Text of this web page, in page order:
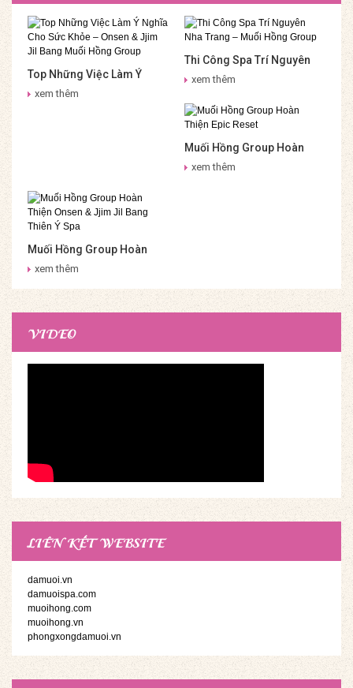
Top Những Việc Làm Ý
Nghĩa Cho Sức Khỏe –
xem thêm
Thi Công Spa Trí Nguyên
Nha Trang – Muối Hồng
xem thêm
Muối Hồng Group Hoàn
Thiện Epic Reset
xem thêm
Muối Hồng Group Hoàn
Thiện Onsen & Jjim Jil
xem thêm
VIDEO
LIÊN KẾT WEBSITE
damuoi.vn
damuoispa.com
muoihong.com
muoihong.vn
phongxongdamuoi.vn